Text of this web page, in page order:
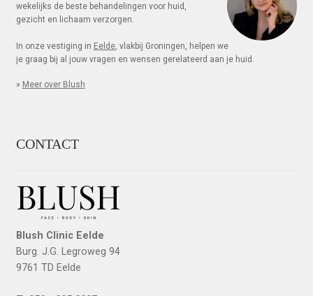
weke­lijks de beste be­hande­lingen voor huid,
gezicht en lichaam verzorgen.
In onze vestiging in Eelde, vlakbij Groningen, helpen we
je graag bij al jouw vragen en wensen gerelateerd aan je huid.
» Meer over Blush
CONTACT
Blush Clinic Eelde
Burg. J.G. Legroweg 94
9761 TD Eelde